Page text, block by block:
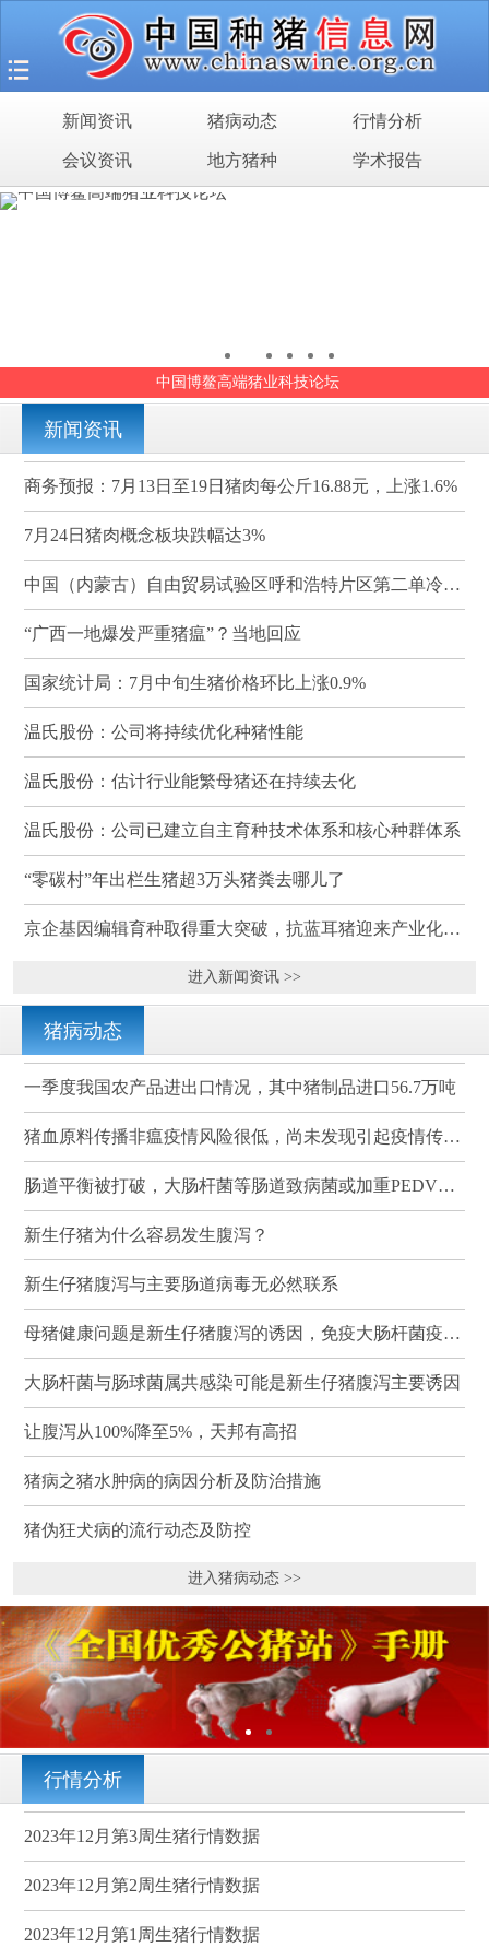
新闻资讯 猪病动态 行情分析
会议资讯 地方猪种 学术报告
第十五届全国猪人工授精大会
新闻资讯
商务预报：7月13日至19日猪肉每公斤16.88元，上涨1.6%
7月24日猪肉概念板块跌幅达3%
中国（内蒙古）自由贸易试验区呼和浩特片区第二单冷冻猪肉发往蒙古国
“广西一地爆发严重猪瘟”？当地回应
国家统计局：7月中旬生猪价格环比上涨0.9%
温氏股份：公司将持续优化种猪性能
温氏股份：估计行业能繁母猪还在持续去化
温氏股份：公司已建立自主育种技术体系和核心种群体系
“零碳村”年出栏生猪超3万头猪粪去哪儿了
京企基因编辑育种取得重大突破，抗蓝耳猪迎来产业化临界点
进入新闻资讯 >>
猪病动态
一季度我国农产品进出口情况，其中猪制品进口56.7万吨
猪血原料传播非瘟疫情风险很低，尚未发现引起疫情传播的案例
肠道平衡被打破，大肠杆菌等肠道致病菌或加重PEDV感染
新生仔猪为什么容易发生腹泻？
新生仔猪腹泻与主要肠道病毒无必然联系
母猪健康问题是新生仔猪腹泻的诱因，免疫大肠杆菌疫苗可有效降低其发病率和死亡率
大肠杆菌与肠球菌属共感染可能是新生仔猪腹泻主要诱因
让腹泻从100%降至5%，天邦有高招
猪病之猪水肿病的病因分析及防治措施
猪伪狂犬病的流行动态及防控
进入猪病动态 >>
行情分析
2023年12月第3周生猪行情数据
2023年12月第2周生猪行情数据
2023年12月第1周生猪行情数据
首页
猪场之旅
新闻资讯
猪病动态